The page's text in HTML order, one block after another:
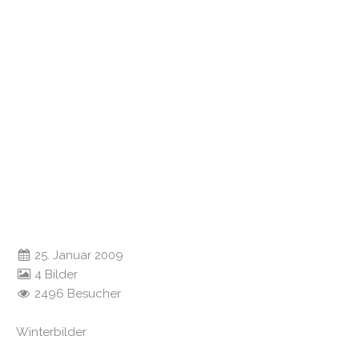
25. Januar 2009
4 Bilder
2496 Besucher
Winterbilder